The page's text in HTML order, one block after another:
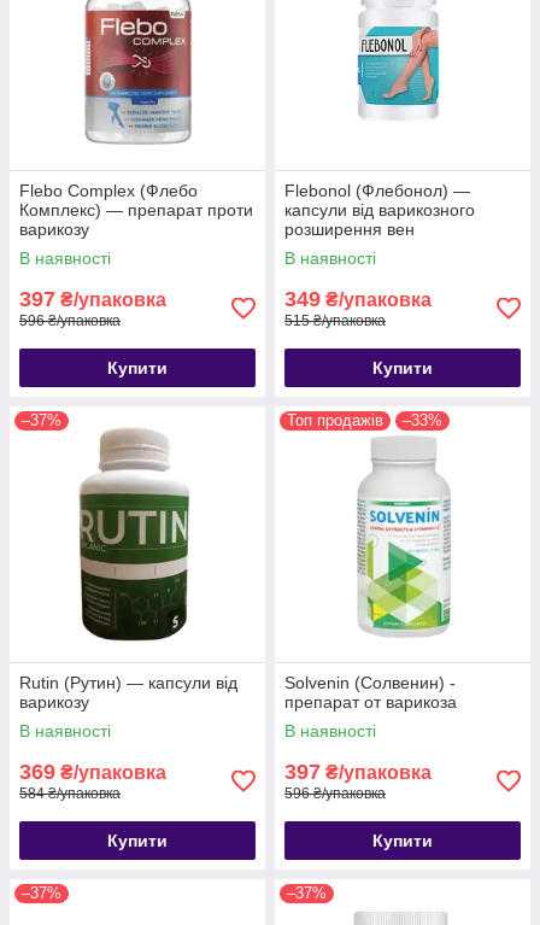
Flebo Complex (Флебо
Комплекс) — препарат проти
варикозу
В наявності
397 ₴/упаковка
596 ₴/упаковка
Купити
Flebonol (Флебонол) —
капсули від варикозного
розширення вен
В наявності
349 ₴/упаковка
515 ₴/упаковка
Купити
–37%
Rutin (Рутин) — капсули від
варикозу
В наявності
369 ₴/упаковка
584 ₴/упаковка
Купити
Топ продажів –33%
Solvenin (Солвенин) -
препарат от варикоза
В наявності
397 ₴/упаковка
596 ₴/упаковка
Купити
–37% –37%